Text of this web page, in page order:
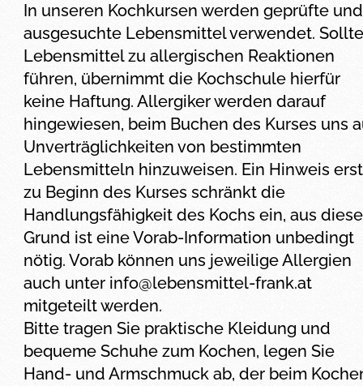
In unseren Kochkursen werden geprüfte und
ausgesuchte Lebensmittel verwendet.
Lebensmittel zu allergischen Reaktionen
führen, übernimmt die Kochschule hierfür
keine Haftung. Allergiker werden darauf
hingewiesen, beim Buchen des Kurses uns
Unverträglichkeiten von bestimmten
Lebensmitteln hinzuweisen. Ein Hinweis erst
zu Beginn des Kurses schränkt die
Handlungsfähigkeit des Kochs ein, aus
Grund ist eine Vorab-Information unbedingt
nötig. Vorab können uns jeweilige Allergien
auch unter info@lebensmittel-frank.at
mitgeteilt werden.
Bitte tragen Sie praktische Kleidung und
bequeme Schuhe zum Kochen, legen Sie
Hand- und Armschmuck ab, der beim